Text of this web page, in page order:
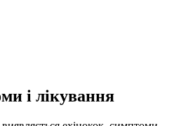
і лікування